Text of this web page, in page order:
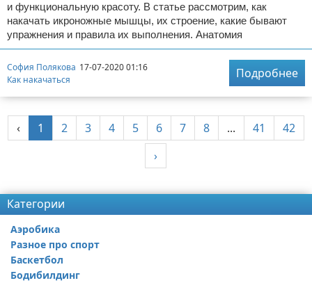
и функциональную красоту. В статье рассмотрим, как
накачать икроножные мышцы, их строение, какие бывают
упражнения и правила их выполнения. Анатомия
София Полякова 17-07-2020 01:16
Как накачаться
Подробнее
‹ 1 2 3 4 5 6 7 8 ... 41
42
›
Категории
Аэробика
Разное про спорт
Баскетбол
Бодибилдинг